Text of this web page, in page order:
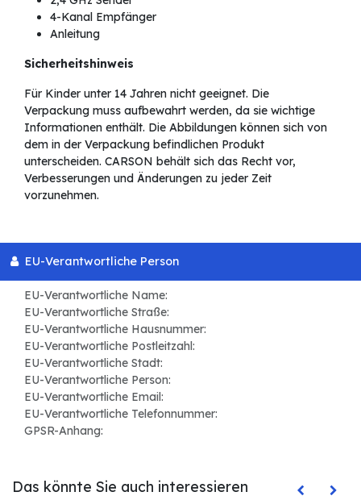
4-Kanal Empfänger
Anleitung
Sicherheitshinweis
Für Kinder unter 14 Jahren nicht geeignet. Die
Verpackung muss aufbewahrt werden, da sie wichtige
Informationen enthält. Die Abbildungen können sich von
dem in der Verpackung befindlichen Produkt
unterscheiden. CARSON behält sich das Recht vor,
Verbesserungen und Änderungen zu jeder Zeit
vorzunehmen.
EU-Verantwortliche Person
EU-Verantwortliche Name:
EU-Verantwortliche Straße:
EU-Verantwortliche Hausnummer:
EU-Verantwortliche Postleitzahl:
EU-Verantwortliche Stadt:
EU-Verantwortliche Person:
EU-Verantwortliche Email:
EU-Verantwortliche Telefonnummer:
GPSR-Anhang:
Das könnte Sie auch interessieren